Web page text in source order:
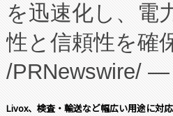
従来のフェッド
に、患者やサプ
キー方式で拡張
す。FCCM‑を
を迅速化し、電
性と信頼性を確
/PRNewswire/ —
会社エーアイ・
Livox、検査・輸送など幅広い用途に対